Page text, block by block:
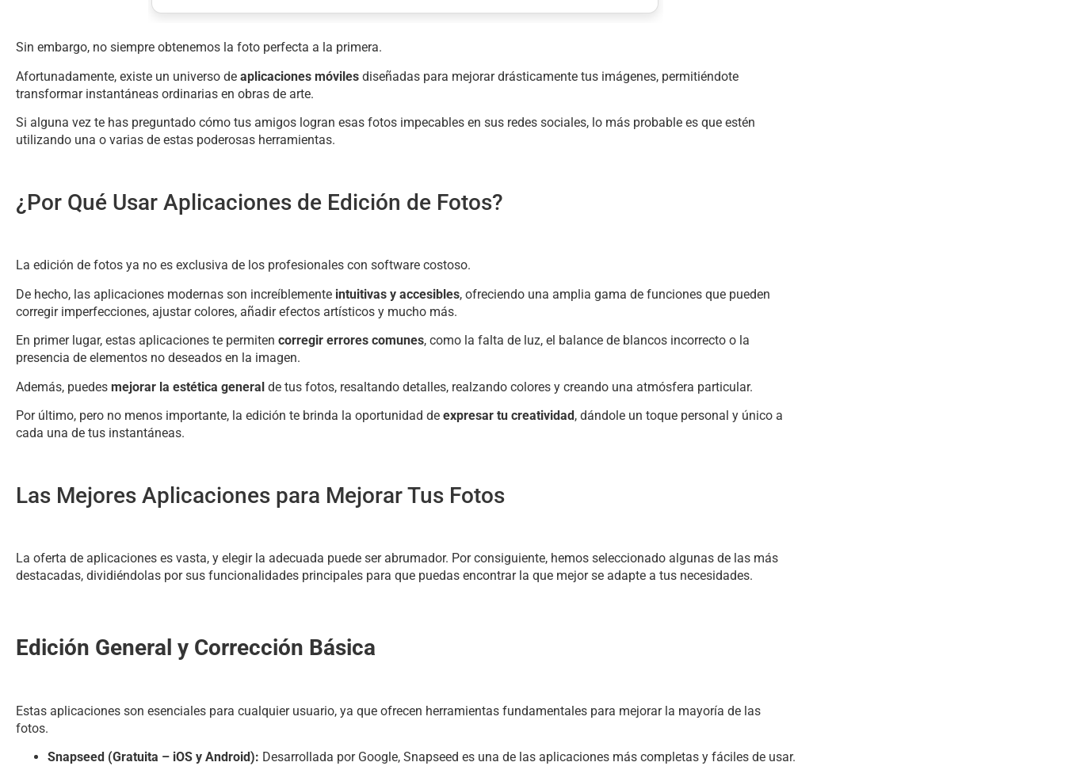
Sin embargo, no siempre obtenemos la foto perfecta a la primera.
Afortunadamente, existe un universo de aplicaciones móviles diseñadas para mejorar drásticamente tus imágenes, permitiéndote
transformar instantáneas ordinarias en obras de arte.
Si alguna vez te has preguntado cómo tus amigos logran esas fotos impecables en sus redes sociales, lo más probable es que estén
utilizando una o varias de estas poderosas herramientas.
¿Por Qué Usar Aplicaciones de Edición de Fotos?
La edición de fotos ya no es exclusiva de los profesionales con software costoso.
De hecho, las aplicaciones modernas son increíblemente intuitivas y accesibles, ofreciendo una amplia gama de funciones que pueden
corregir imperfecciones, ajustar colores, añadir efectos artísticos y mucho más.
En primer lugar, estas aplicaciones te permiten corregir errores comunes, como la falta de luz, el balance de blancos incorrecto o la
presencia de elementos no deseados en la imagen.
Además, puedes mejorar la estética general de tus fotos, resaltando detalles, realzando colores y creando una atmósfera particular.
Por último, pero no menos importante, la edición te brinda la oportunidad de expresar tu creatividad, dándole un toque personal y único a
cada una de tus instantáneas.
Las Mejores Aplicaciones para Mejorar Tus Fotos
La oferta de aplicaciones es vasta, y elegir la adecuada puede ser abrumador. Por consiguiente, hemos seleccionado algunas de las más
destacadas, dividiéndolas por sus funcionalidades principales para que puedas encontrar la que mejor se adapte a tus necesidades.
Edición General y Corrección Básica
Estas aplicaciones son esenciales para cualquier usuario, ya que ofrecen herramientas fundamentales para mejorar la mayoría de las
fotos.
Snapseed (Gratuita – iOS y Android): Desarrollada por Google, Snapseed es una de las aplicaciones más completas y fáciles de usar.